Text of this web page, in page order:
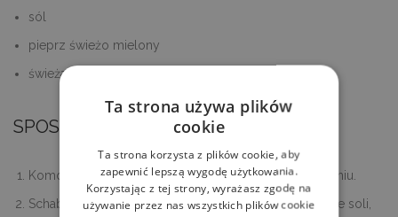
sól
pieprz świeżo mielony
świeża mięta
SPOSÓB PRZYGOTOWANIA
Komosę ryżową ugotuj według instrukcji na opakowaniu.
Schab zamarynuj w oliwie, sosie śliwkowym, odrobinie soli,
Ta strona używa plików
cookie
Ta strona korzysta z plików cookie, aby
zapewnić lepszą wygodę użytkowania.
Korzystając z tej strony, wyrażasz zgodę na
używanie przez nas wszystkich plików cookie